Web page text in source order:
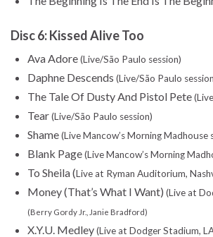
Disc 6: Kissed Alive Too
Ava Adore(Live/São Paulo session)
Daphne Descends (Live/São Paulo
The Tale Of Dusty And Pistol Pete
Tear(Live/São Paulo session)
Shame(Live Mancow’s Morning Madhouse
Blank Page(Live Mancow’s Morning
To Sheila (Live at Ryman Auditorium,
Money (That’s What I Want) (Live at
(Berry Gordy Jr., Janie Bradford)
X.Y.U. Medley(Live at Dodger Stadium,